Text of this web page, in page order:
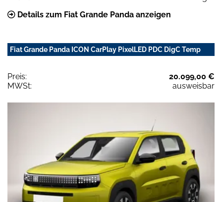
Details zum Fiat Grande Panda anzeigen
Fiat Grande Panda ICON CarPlay PixelLED PDC DigC Temp
Preis:
20.099,00 €
MWSt:
ausweisbar